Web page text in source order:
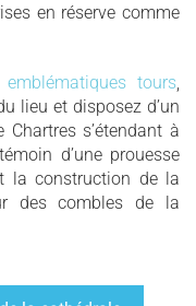
en réserve comme
emblématiques tours,
lieu et disposez d’un
s’étendant à
d’une prouesse
la construction de la
des combles de la